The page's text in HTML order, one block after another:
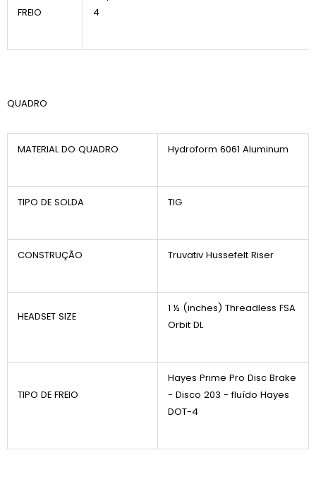
FREIO
4
QUADRO
MATERIAL DO QUADRO Hydroform 6061 Aluminum
TIPO DE SOLDA TIG
CONSTRUÇÃO Truvativ Hussefelt Riser
HEADSET SIZE
1 ½ (inches) Threadless FSA
Orbit DL
TIPO DE FREIO
Hayes Prime Pro Disc Brake
- Disco 203 - fluído Hayes
DOT-4